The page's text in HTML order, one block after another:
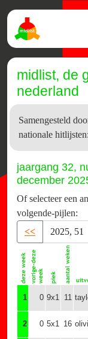
midlist, de
nederland
Samengesteld
nationale
jaargang 32,
december
Of selecteer een
volgende-pijlen:
<<
1 0 9x1 11
2 0 5x1 16